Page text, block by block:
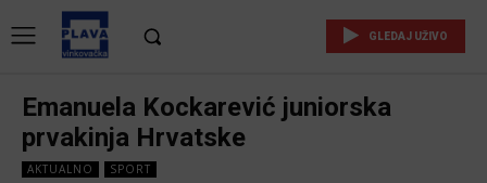
GLEDAJ UŽIVO
Emanuela Kockarević juniorska
prvakinja Hrvatske
AKTUALNO SPORT